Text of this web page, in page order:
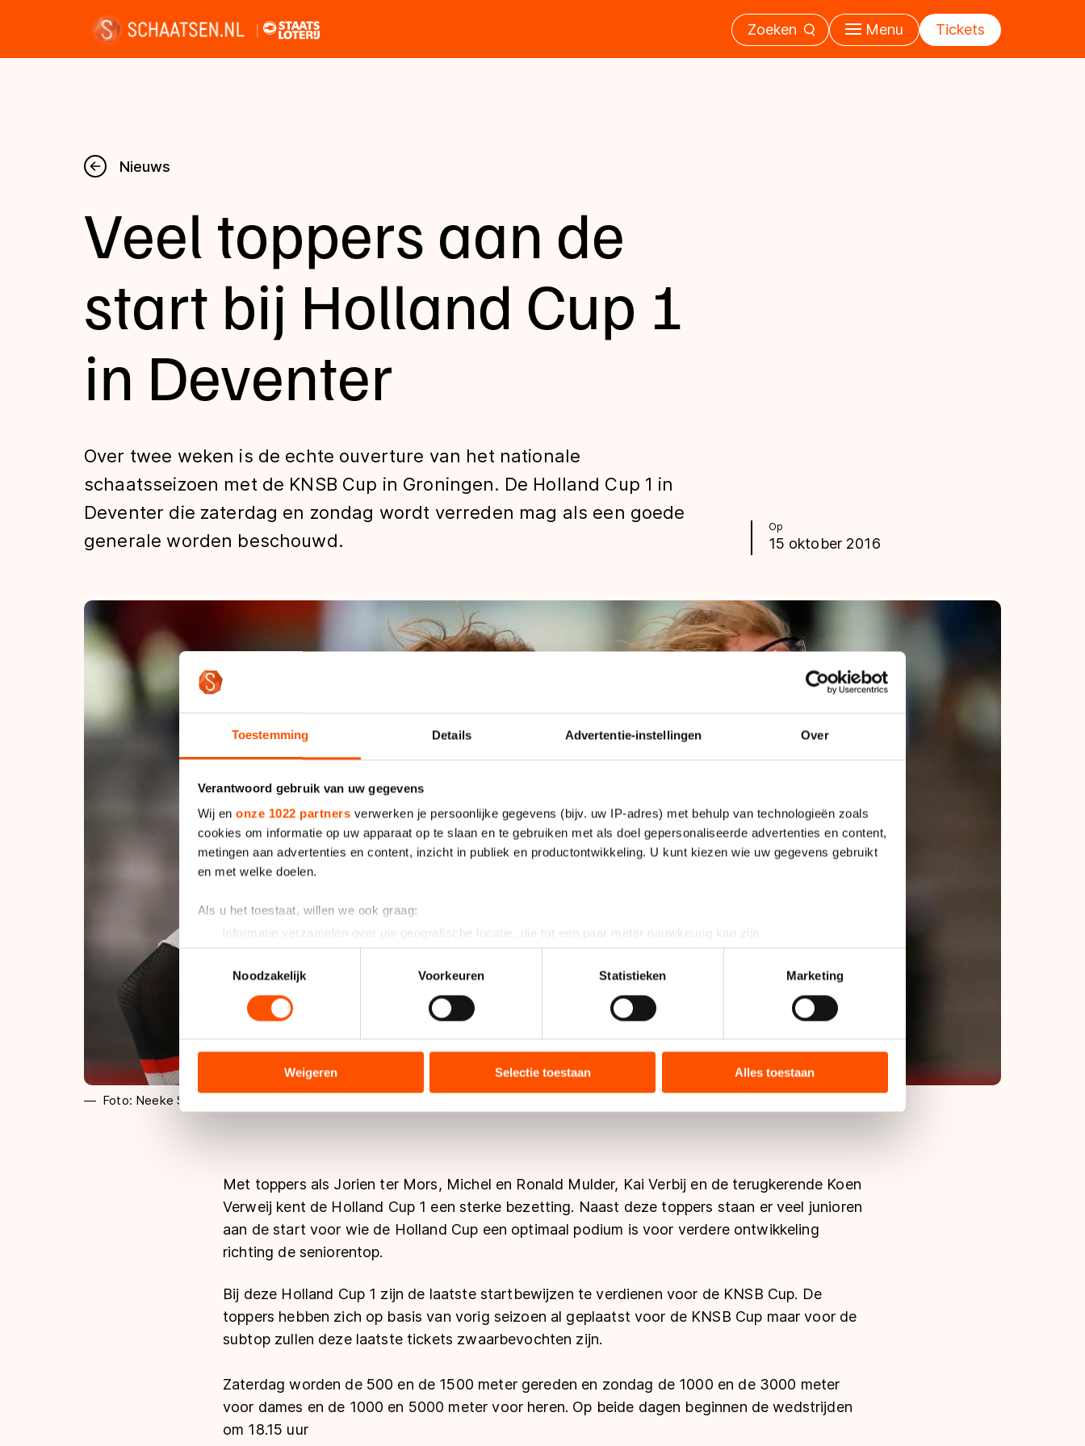
Toestemming Details Advertentie-instellingen Over
Verantwoord gebruik van uw gegevens
Wij en onze 1022 partners verwerken je persoonlijke gegevens (bijv. uw IP-adres) met behulp van technologieën zoals
cookies om informatie op uw apparaat op te slaan en te gebruiken met als doel gepersonaliseerde advertenties en content,
metingen aan advertenties en content, inzicht in publiek en productontwikkeling. U kunt kiezen wie uw gegevens gebruikt
en met welke doelen.
Als u het toestaat, willen we ook graag:
Informatie verzamelen over uw geografische locatie, die tot een paar meter nauwkeurig kan zijn
Uw apparaat identificeren door het actief te scannen op specifieke eigenschappen (fingerprinting)
Lees meer over hoe uw persoonlijke gegevens worden verwerkt en stel uw voorkeuren in het
detailgedeeltein. U kunt uw
toestemming op elk moment wijzigen of intrekken in de Cookieverklaring.
analyseren. We delen informatie over uw gebruik van onze site met onze partners voor social media, advertenties en
analyse. Zij kunnen deze combineren met andere gegevens die u aan hen heeft verstrekt of die zij hebben verzameld via
hun services. Sommige partners kunnen gegevens doorgeven aan landen buiten de EU, zoals de VS, waar mogelijk geen
adequaat beschermingsniveau geldt volgens de GDPR. Door op ‘Toestaan’ te klikken, stemt u in met deze overdracht.
Noodzakelijk
Voorkeuren Statistieken Marketing
Weigeren Selectie toestaan Alles toestaan
Zoeken Menu Tickets
Nieuws
Kalender
Disciplines
Uitslagen
Tijden & historie
De weg op
Schaatsfans
Nieuws
Op
15 oktober 2016
Veel toppers aan de
start bij Holland Cup 1
in Deventer
Over twee weken is de echte ouverture van het nationale
schaatsseizoen met de KNSB Cup in Groningen. De Holland Cup 1 in
Deventer die zaterdag en zondag wordt verreden mag als een goede
generale worden beschouwd.
Foto: Neeke Smit
Met toppers als Jorien ter Mors, Michel en Ronald Mulder, Kai Verbij en de terugkerende Koen
Verweij kent de Holland Cup 1 een sterke bezetting. Naast deze toppers staan er veel junioren
aan de start voor wie de Holland Cup een optimaal podium is voor verdere ontwikkeling
richting de seniorentop.
Bij deze Holland Cup 1 zijn de laatste startbewijzen te verdienen voor de KNSB Cup. De
toppers hebben zich op basis van vorig seizoen al geplaatst voor de KNSB Cup maar voor de
subtop zullen deze laatste tickets zwaarbevochten zijn.
Zaterdag worden de 500 en de 1500 meter gereden en zondag de 1000 en de 3000 meter
voor dames en de 1000 en 5000 meter voor heren. Op beide dagen beginnen de wedstrijden
om 18.15 uur